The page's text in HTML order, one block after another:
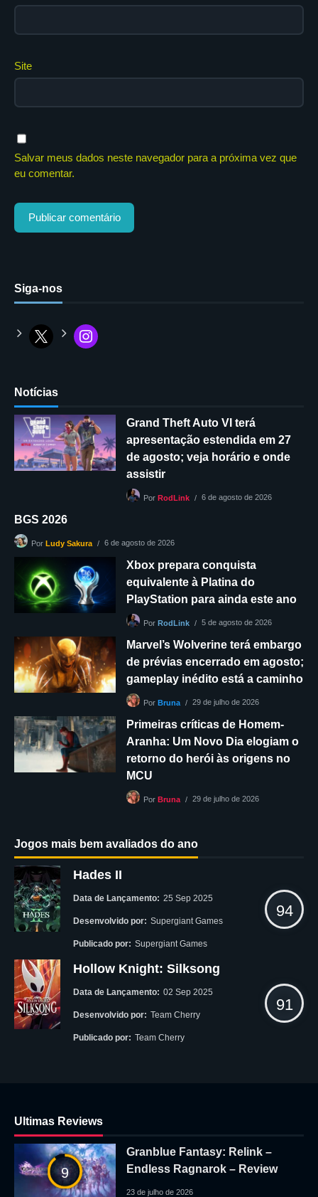
Site
Salvar meus dados neste navegador para a próxima vez que
eu comentar.
Siga-nos
Notícias
Grand Theft Auto VI terá
apresentação estendida em 27
de agosto; veja horário e onde
assistir
Por RodLink 6 de agosto de 2026
BGS 2026
Por Ludy Sakura 6 de agosto de 2026
Xbox prepara conquista
equivalente à Platina do
PlayStation para ainda este ano
Por RodLink 5 de agosto de 2026
Marvel’s Wolverine terá embargo
de prévias encerrado em agosto;
gameplay inédito está a caminho
Por Bruna 29 de julho de 2026
Primeiras críticas de Homem-
Aranha: Um Novo Dia elogiam o
retorno do herói às origens no
MCU
Por Bruna 29 de julho de 2026
Jogos mais bem avaliados do ano
Hades II
Data de Lançamento: 25 Sep 2025
Desenvolvido por: Supergiant Games
Publicado por: Supergiant Games
94
Hollow Knight: Silksong
Data de Lançamento: 02 Sep 2025
Desenvolvido por: Team Cherry
Publicado por: Team Cherry
91
Ultimas Reviews
9
Granblue Fantasy: Relink –
Endless Ragnarok – Review
23 de julho de 2026